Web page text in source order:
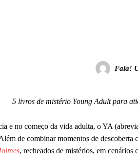
Fala!
5 livros de mistério Young Adult para
e no começo da vida adulta, o YA
de combinar momentos de descoberta
, recheados de mistérios, em